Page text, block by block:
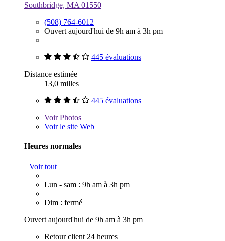
Southbridge, MA 01550
(508) 764-6012
Ouvert aujourd'hui de 9h am à 3h pm
445 évaluations
Distance estimée
13,0 milles
445 évaluations
VoirPhotos
Voir le site Web
Heures normales
Voir tout
Lun - sam : 9h am à 3h pm
Dim : fermé
Ouvert aujourd'hui de 9h am à 3h pm
Retour client 24 heures